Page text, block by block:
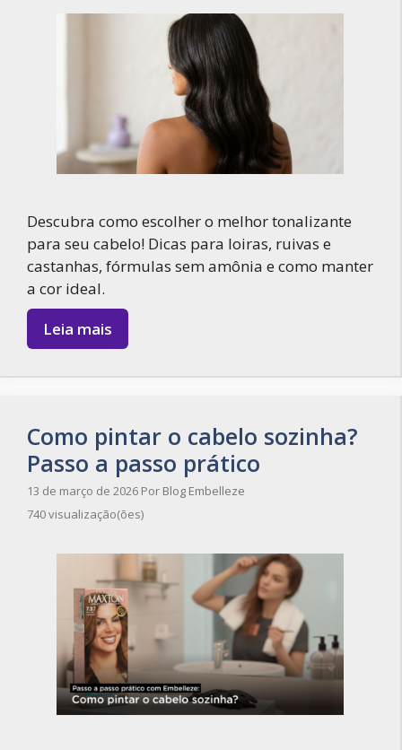
Descubra como escolher o melhor tonalizante
para seu cabelo! Dicas para loiras, ruivas e
castanhas, fórmulas sem amônia e como manter
a cor ideal.
Leia mais
Como pintar o cabelo sozinha?
Passo a passo prático
13 de março de 2026 Por Blog Embelleze
740 visualização(ões)